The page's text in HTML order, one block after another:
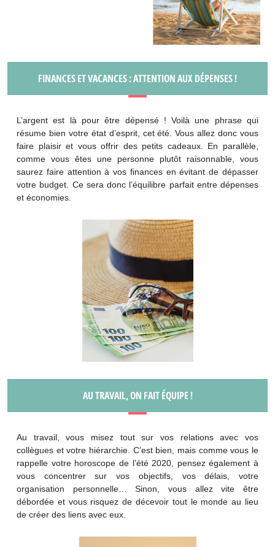
FINANCES ET VACANCES : ATTENTION AUX DÉPENSES !
L’argent est là pour être dépensé ! Voilà une phrase qui
résume bien votre état d’esprit, cet été. Vous allez donc vous
faire plaisir et vous offrir des petits cadeaux. En parallèle,
comme vous êtes une personne plutôt raisonnable, vous
saurez faire attention à vos finances en évitant de dépasser
votre budget. Ce sera donc l’équilibre parfait entre dépenses
et économies.
AU TRAVAIL, ON FAIT ÉQUIPE !
Au travail, vous misez tout sur vos relations avec vos
collègues et votre hiérarchie. C’est bien, mais comme vous le
rappelle votre horoscope de l’été 2020, pensez également à
vous concentrer sur vos objectifs, vos délais, votre
organisation personnelle… Sinon, vous allez vite être
débordée et vous risquez de décevoir tout le monde au lieu
de créer des liens avec eux.